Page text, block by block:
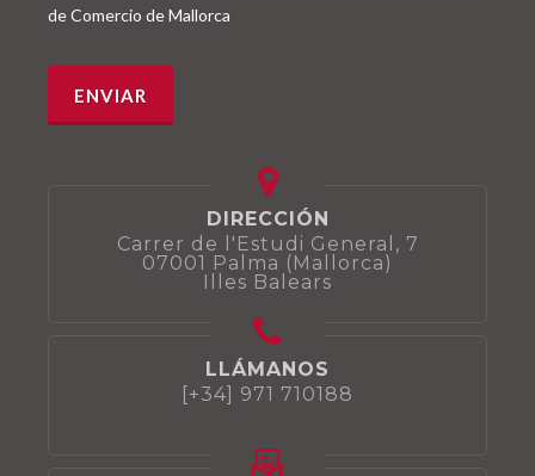
de Comercio de Mallorca
DIRECCIÓN
Carrer de l'Estudi General, 7
07001 Palma (Mallorca)
Illes Balears
LLÁMANOS
[+34] 971 710188